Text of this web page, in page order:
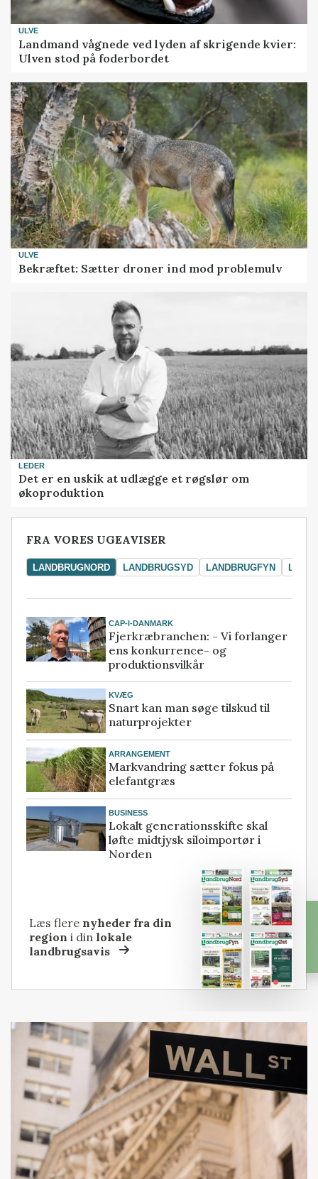
ULVE
Landmand vågnede ved lyden af skrigende kvier:
Ulven stod på foderbordet
ULVE
Bekræftet: Sætter droner ind mod problemulv
LEDER
Det er en uskik at udlægge et røgslør om
økoproduktion
FRA VORES UGEAVISER
LANDBRUGNORD LANDBRUGSYD LANDBRUGFYN
CAP-I-DANMARK
Fjerkræbranchen: - Vi forlanger
ens konkurrence- og
produktionsvilkår
KVÆG
Snart kan man søge tilskud til
naturprojekter
ARRANGEMENT
Markvandring sætter fokus på
elefantgræs
BUSINESS
Lokalt generationsskifte skal
løfte midtjysk siloimportør i
Norden
Læs flere nyheder fra din
region i dinlokale
landbrugsavis